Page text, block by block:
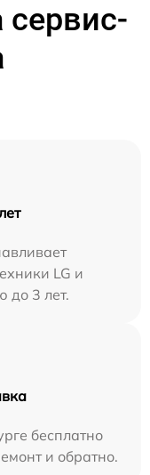
LG и
до 3 лет.
бесплатно
и обратно.